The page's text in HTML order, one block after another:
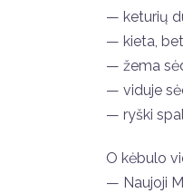
— keturių
— kieta, bet
— žema
— viduje
— ryški
O kėbulo
— Naujoji